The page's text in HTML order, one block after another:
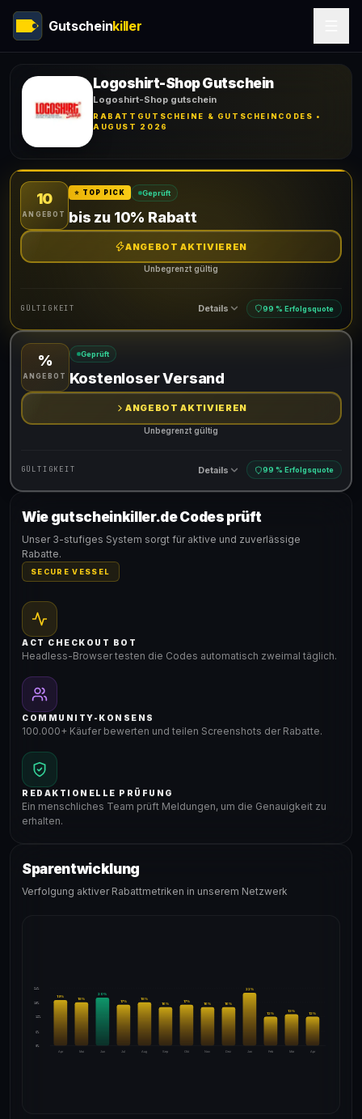
Gutscheinkiller
Logoshirt-Shop Gutschein
Logoshirt-Shop gutschein
RABATTGUTSCHEINE & GUTSCHEINCODES •
AUGUST 2026
10
ANGEBOT
⭐ TOP PICK Geprüft
bis zu 10% Rabatt
ANGEBOT AKTIVIEREN
Unbegrenzt gültig
GÜLTIGKEIT Details 99 % Erfolgsquote
Gültig für teilnehmende Produkte
%
ANGEBOT
Geprüft
Kostenloser Versand
ANGEBOT AKTIVIEREN
Unbegrenzt gültig
GÜLTIGKEIT Details 99 % Erfolgsquote
Gültig für teilnehmende Produkte
Wie gutscheinkiller.de Codes prüft
Unser 3-stufiges System sorgt für aktive und zuverlässige
Rabatte.
SECURE VESSEL
ACT CHECKOUT BOT
Headless-Browser testen die Codes automatisch zweimal täglich.
COMMUNITY-KONSENS
100.000+ Käufer bewerten und teilen Screenshots der Rabatte.
REDAKTIONELLE PRÜFUNG
Ein menschliches Team prüft Meldungen, um die Genauigkeit zu
erhalten.
Sparentwicklung
Verfolgung aktiver Rabattmetriken in unserem Netzwerk
24%
18%
12%
6%
0%
Apr
19%
Mai
18%
Jun
20%
Jul
17%
Aug
18%
Sep
16%
Okt
17%
Nov
16%
Dez
16%
Jan
22%
Feb
12%
Mär
13%
Apr
12%